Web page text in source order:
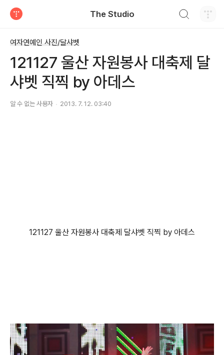
The Studio
여자연예인 사진/달샤벳
121127 울산 자원봉사 대축제 달
샤벳 직찍 by 아데스
알 수 없는 사용자 2013. 7. 12. 03:40
121127 울산 자원봉사 대축제 달샤벳 직찍 by 아데스